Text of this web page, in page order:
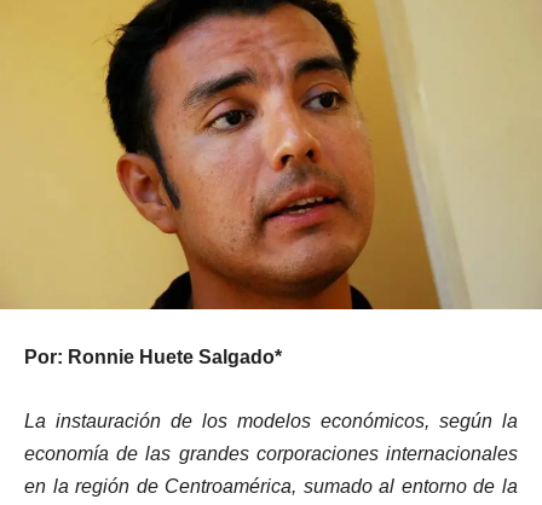
Por: Ronnie Huete Salgado*
La instauración de los modelos económicos, según la
economía de las grandes corporaciones internacionales
en la región de Centroamérica, sumado al entorno de la